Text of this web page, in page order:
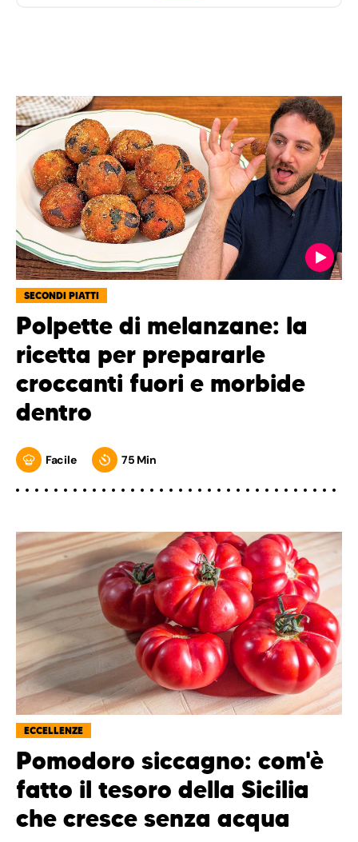
SECONDI PIATTI
Polpette di melanzane: la
ricetta per prepararle
croccanti fuori e morbide
dentro
Facile 75 Min
ECCELLENZE
Pomodoro siccagno: com'è
fatto il tesoro della Sicilia
che cresce senza acqua